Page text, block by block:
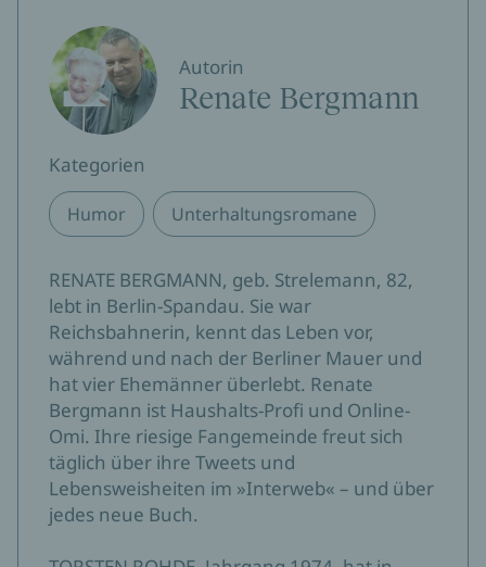
Autorin
Renate Bergmann
Kategorien
Humor Unterhaltungsromane
RENATE BERGMANN, geb. Strelemann, 82,
lebt in Berlin-Spandau. Sie war
Reichsbahnerin, kennt das Leben vor,
während und nach der Berliner Mauer und
hat vier Ehemänner überlebt. Renate
Bergmann ist Haushalts-Profi und Online-
Omi. Ihre riesige Fangemeinde freut sich
täglich über ihre Tweets und
Lebensweisheiten im »Interweb« – und über
jedes neue Buch.